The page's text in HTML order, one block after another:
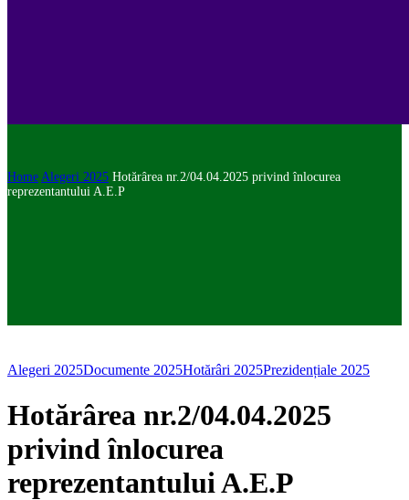
Home Alegeri 2025 Hotărârea nr.2/04.04.2025 privind înlocurea
reprezentantului A.E.P
Alegeri 2025Documente 2025Hotărâri 2025Prezidențiale 2025
Hotărârea nr.2/04.04.2025
privind înlocurea
reprezentantului A.E.P